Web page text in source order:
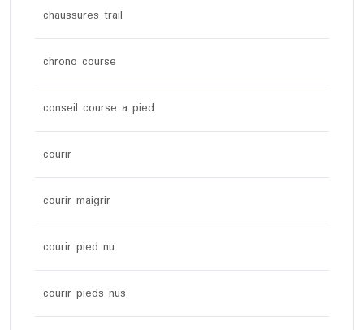
chaussures trail
chrono course
conseil course a pied
courir
courir maigrir
courir pied nu
courir pieds nus